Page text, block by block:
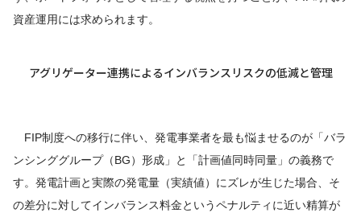
資産運用には求められます。
アグリゲーター連携によるインバランスリスクの低減と管理
FIP制度への移行に伴い、発電事業者を最も悩ませるのが「バラ
ンシンググループ（BG）形成」と「計画値同時同量」の義務で
す。発電計画と実際の発電量（実績値）にズレが生じた場合、そ
の差分に対してインバランス料金というペナルティに近い精算が